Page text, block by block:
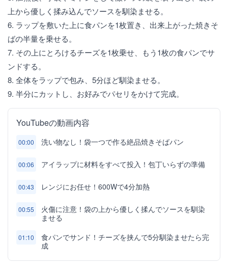
上から優しく揉み込んでソースを馴染ませる。
6. ラップを敷いた上に食パンを1枚置き、出来上がった焼きそ
ばの半量を乗せる。
7. その上にとろけるチーズを1枚乗せ、もう1枚の食パンでサ
ンドする。
8. 全体をラップで包み、5分ほど馴染ませる。
9. 半分にカットし、お好みでパセリをかけて完成。
YouTubeの動画内容
00:00 洗い物なし！袋一つで作る絶品焼きそばパン
00:06 アイラップに材料をすべて投入！包丁いらずの準備
00:43 レンジにお任せ！600Wで4分加熱
00:55
火傷に注意！袋の上から優しく揉んでソースを馴染
ませる
01:10
食パンでサンド！チーズを挟んで5分馴染ませたら完
成